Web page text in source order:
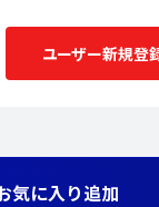
ユーザー新規登
気に入り追加